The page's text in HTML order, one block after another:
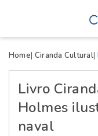
Home Ciranda Cultural
Livro
Holmes
naval